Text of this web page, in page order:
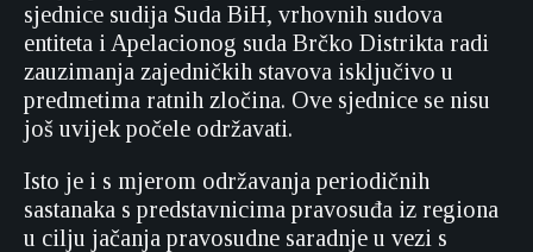
sjednice sudija Suda BiH, vrhovnih sudova
entiteta i Apelacionog suda Brčko Distrikta radi
zauzimanja zajedničkih stavova isključivo u
predmetima ratnih zločina. Ove sjednice se nisu
još uvijek počele održavati.
Isto je i s mjerom održavanja periodičnih
sastanaka s predstavnicima pravosuđa iz regiona
u cilju jačanja pravosudne saradnje u vezi s